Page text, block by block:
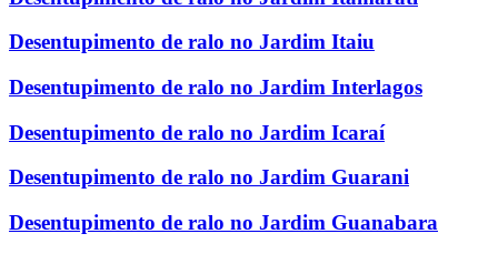
Desentupimento de ralo no Jardim Itaiu
Desentupimento de ralo no Jardim Interlagos
Desentupimento de ralo no Jardim Icaraí
Desentupimento de ralo no Jardim Guarani
Desentupimento de ralo no Jardim Guanabara